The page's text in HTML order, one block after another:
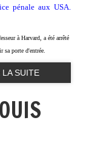
pénale aux USA.
à Harvard, a été arrêté
porte d'entrée.
LA SUITE